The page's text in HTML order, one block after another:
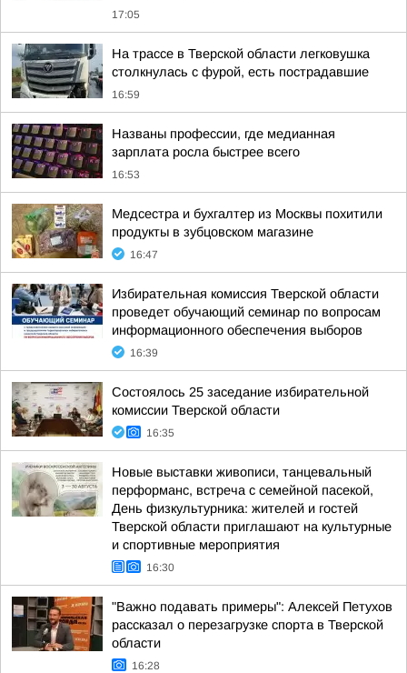
17:05
На трассе в Тверской области легковушка
столкнулась с фурой, есть пострадавшие
16:59
Названы профессии, где медианная
зарплата росла быстрее всего
16:53
Медсестра и бухгалтер из Москвы похитили
продукты в зубцовском магазине
16:47
Избирательная комиссия Тверской области
проведет обучающий семинар по вопросам
информационного обеспечения выборов
16:39
Состоялось 25 заседание избирательной
комиссии Тверской области
16:35
Новые выставки живописи, танцевальный
перформанс, встреча с семейной пасекой,
День физкультурника: жителей и гостей
Тверской области приглашают на культурные
и спортивные мероприятия
16:30
"Важно подавать примеры": Алексей Петухов
рассказал о перезагрузке спорта в Тверской
области
16:28